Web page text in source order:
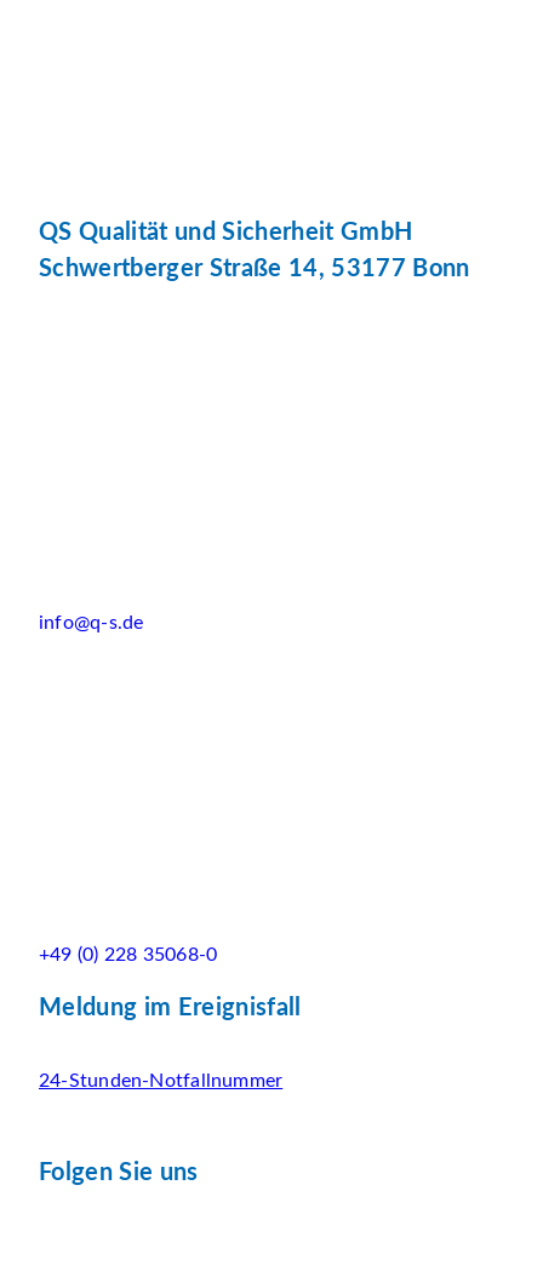
QS Qualität und Sicherheit GmbH
Schwertberger Straße 14, 53177 Bonn
info@q-s.de
+49 (0) 228 35068-0
Meldung im Ereignisfall
24-Stunden-Notfallnummer
Folgen Sie uns